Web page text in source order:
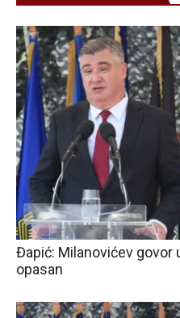
Đapić: Milanovićev govor
opasan